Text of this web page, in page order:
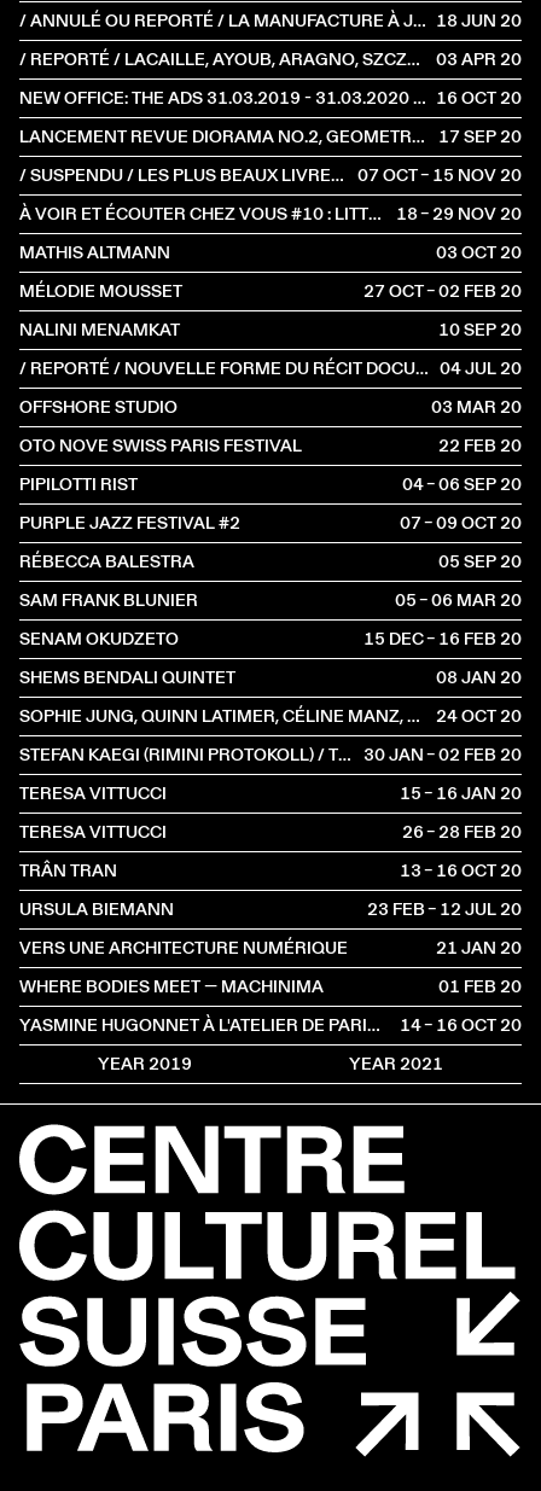
/ ANNULÉ OU REPORTÉ / LA MANUFACTURE À JUNE EVENTS 18 JUN2020
/ REPORTÉ / LACAILLE, AYOUB, ARAGNO, SZCZEPSKI
03 APR2020
NEW OFFICE: THE ADS 31.03.2019 - 31.03.2020 DE FLORENCE JUNG 16 OCT2020
LANCEMENT REVUE DIORAMA NO.2, GEOMETRIC CITY
17 SEP2020
/ SUSPENDU / LES PLUS BEAUX LIVRES SUISSES 2019
07 OCT – 15 NOV2020
À VOIR ET ÉCOUTER CHEZ VOUS #10 : LITTÉRATURES SUISSES D'AUTOMNE
18 – 29 NOV2020
MATHIS ALTMANN
03 OCT2020
MÉLODIE MOUSSET
27 OCT – 02 FEB2020
NALINI MENAMKAT
10 SEP2020
/ REPORTÉ / NOUVELLE FORME DU RÉCIT DOCUMENTAIRE : LA RELÈVE SUISSE 04 JUL2020
OFFSHORE STUDIO
03 MAR2020
OTO NOVE SWISS PARIS FESTIVAL
22 FEB2020
PIPILOTTI RIST
04 – 06 SEP2020
PURPLE JAZZ FESTIVAL #2
07 – 09 OCT2020
RÉBECCA BALESTRA
05 SEP2020
SAM FRANK BLUNIER
05 – 06 MAR2020
SENAM OKUDZETO
15 DEC – 16 FEB2020
SHEMS BENDALI QUINTET
08 JAN2020
SOPHIE JUNG, QUINN LATIMER, CÉLINE MANZ, DAVIDE-CHRISTELLE SANVEE
24 OCT2020
STEFAN KAEGI (RIMINI PROTOKOLL) / THOMAS MELLE / MÜNCHNER KAMMERSPIELE 30 JAN – 02 FEB2020
TERESA VITTUCCI
15 – 16 JAN2020
TERESA VITTUCCI
26 – 28 FEB2020
TRÂN TRAN
13 – 16 OCT2020
URSULA BIEMANN
23 FEB – 12 JUL2020
VERS UNE ARCHITECTURE NUMÉRIQUE
21 JAN2020
WHERE BODIES MEET — MACHINIMA
01 FEB2020
YASMINE HUGONNET À L'ATELIER DE PARIS / CDCN
14 – 16 OCT2020
YEAR 2019
YEAR 2021